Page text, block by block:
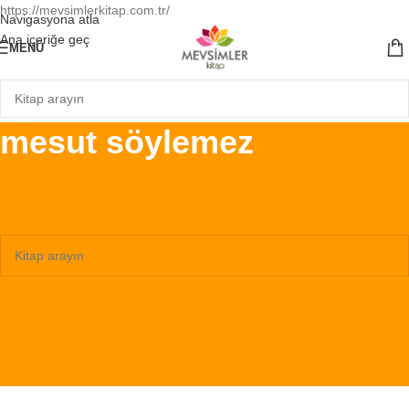
https://mevsimlerkitap.com.tr/
Navigasyona atla
Ana içeriğe geç
MENÜ
mesut söylemez